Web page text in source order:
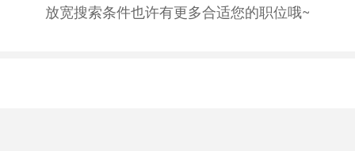
放宽搜索条件也许有更多合适您的职位哦~